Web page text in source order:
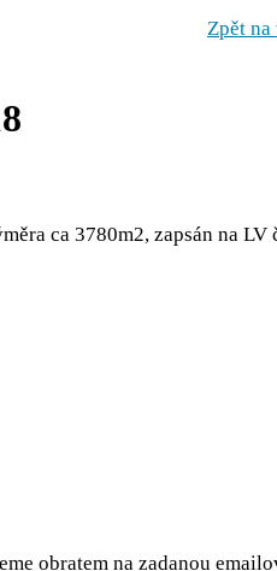
Zpět
ca 3780m2, zapsán na LV
obratem na zadanou